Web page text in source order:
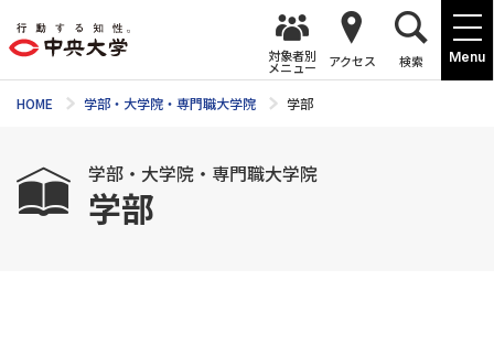
Menu
対象者別
メニュー アクセス 検索
HOME 学部・大学院・専門職大学院 学部
学部・大学院・専門職大学院
学部